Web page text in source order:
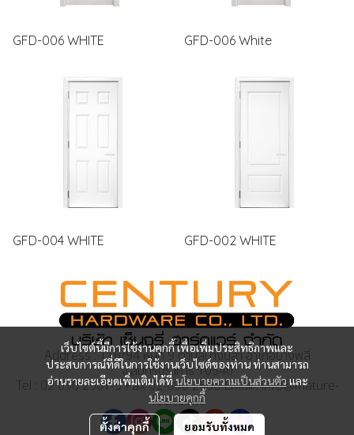
GFD-006 WHITE GFD-006 White
GFD-004 WHITE GFD-002 WHITE
เว็บไซต์นี้มีการใช้งานคุกกี้ เพื่อเพิ่มประสิทธิภาพและ
ประสบการณ์ที่ดีในการใช้งานเว็บไซต์ของท่าน ท่านสามารถ
อ่านรายละเอียดเพิ่มเติมได้ที่นโยบายความเป็นส่วนตัว และ
นโยบายคุกกี้
ตั้งค่าคุกกี้ ยอมรับทั้งหมด
Address : 116/94 หมู่ที่ 9 ตำบลบางปลา อำเภอบางพลี
จ.สมุทรปราการ 10540
Tel : 02 090 2501-5 Fax 02-090-2506 Email : info@mature-
lock.com